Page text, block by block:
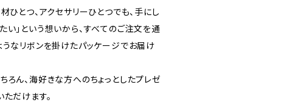
とつ、アクセサリーひとつでも、手にし
い」という想いから、すべてのご注文を通
うなリボンを掛けたパッケージでお届け
ろん、海好きな方へのちょっとしたプレゼ
だけます。